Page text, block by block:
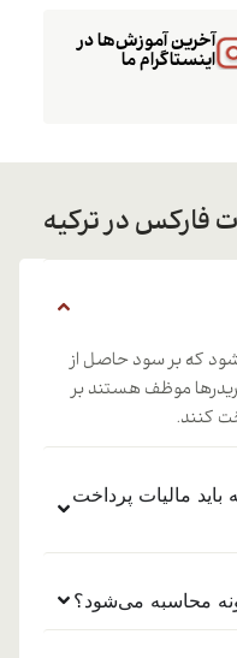
آموزش‌ها در
ما
در ترکیه
بر سود حاصل از
موظف هستند بر
مالیات پرداخت
می‌شود؟